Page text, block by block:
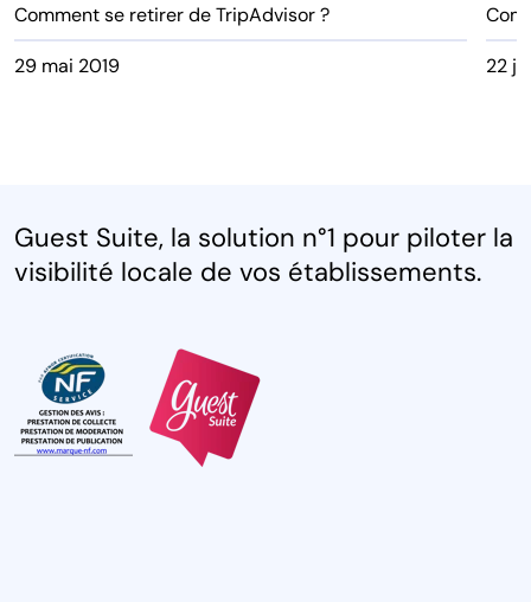
Comment se retirer de TripAdvisor ?
29 mai 2019 22
Guest Suite, la solution n°1 pour piloter la
visibilité locale de vos établissements.